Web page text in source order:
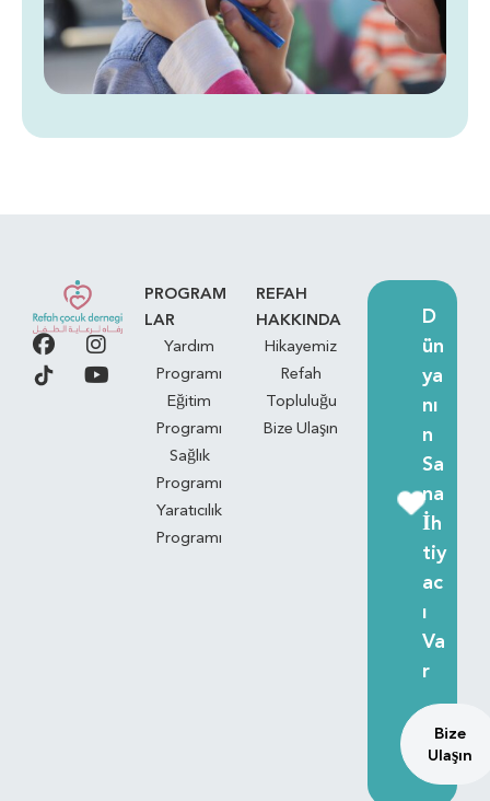
PROGRAM
LAR
Yardım
Programı
Eğitim
Programı
Sağlık
Programı
Yaratıcılık
Programı
REFAH
HAKKINDA
Hikayemiz
Refah
Topluluğu
Bize Ulaşın
D
ün
ya
nı
n
Sa
na
İh
tiy
ac
ı
Va
r
Bize
Ulaşın